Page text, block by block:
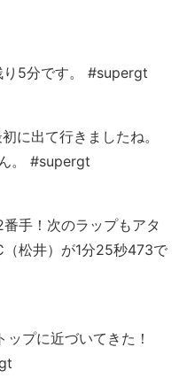
り5分です。 #supergt
に出て行きましたね。
。 #supergt
手！次のラップもアタ
松井）が1分25秒473で
プに近づいてきた！